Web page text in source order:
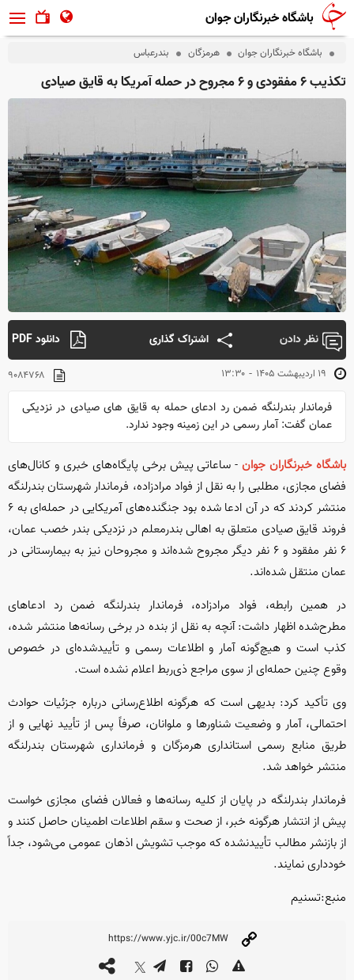
باشگاه خبرنگاران جوان
باشگاه خبرنگاران جوان هرمزگان بندرعباس
تکذیب ۶ مفقودی و ۶ مجروح در حمله آمریکا به قایق صیادی
نظر دادن اشتراک گذاری دانلود PDF
۱۳:۳۰ - ۱۹ ارديبهشت ۱۴۰۵ ۹۰۸۴۷۶۸
فرماندار بندرلنگه ضمن رد ادعای حمله به قایق های صیادی در نزدیکی
عمان گفت: آمار رسمی در این زمینه وجود ندارد.
باشگاه خبرنگاران جوان- ساعاتی پیش برخی پایگاه‌های خبری و کانال‌های
فضای مجازی، مطلبی را به نقل از فواد مرادزاده، فرماندار شهرستان بندرلنگه
منتشر کردند که در آن ادعا شده بود جنگنده‌های آمریکایی در حمله‌ای به ۶
فروند قایق صیادی متعلق به اهالی بندرمعلم در نزدیکی بندر خصب عمان،
۶ نفر مفقود و ۶ نفر دیگر مجروح شده‌اند و مجروحان نیز به بیمارستانی در
عمان منتقل شده‌اند.
در همین رابطه، فواد مرادزاده، فرماندار بندرلنگه ضمن رد ادعا‌های
مطرح‌شده اظهار داشت: آنچه به نقل از بنده در برخی رسانه‌ها منتشر شده،
کذب است و هیچ‌گونه آمار و اطلاعات رسمی و تأییدشده‌ای در خصوص
وقوع چنین حمله‌ای از سوی مراجع ذی‌ربط اعلام نشده است.
وی تأکید کرد: بدیهی است که هرگونه اطلاع‌رسانی درباره جزئیات حوادث
احتمالی، آمار و وضعیت شناور‌ها و ملوانان، صرفاً پس از تأیید نهایی و از
طریق منابع رسمی استانداری هرمزگان و فرمانداری شهرستان بندرلنگه
منتشر خواهد شد.
فرماندار بندرلنگه در پایان از کلیه رسانه‌ها و فعالان فضای مجازی خواست
پیش از انتشار هرگونه خبر، از صحت و سقم اطلاعات اطمینان حاصل کنند و
از بازنشر مطالب تأییدنشده که موجب تشویش اذهان عمومی می‌شود، جداً
خودداری نمایند.
منبع:تسنیم